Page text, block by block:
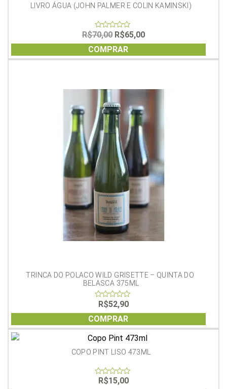
LIVRO ÁGUA (JOHN PALMER E COLIN KAMINSKI)
0
out
of
5
R$70,00 O
preço
original
era:
R$65,00O
preço
é:
COMPRAR
TRINCA DO POLACO WILD GRISETTE – QUINTA DO
BELASCA 375ML
out
of
5
R$52,90
COMPRAR
COPO PINT LISO 473ML
R$15,00